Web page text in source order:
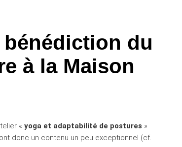
bénédiction du
à la Maison
« yoga et adaptabilité de postures »
donc un contenu un peu exceptionnel (cf.